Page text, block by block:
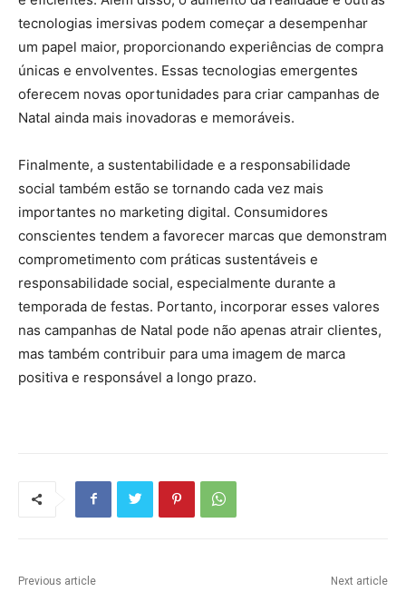
tecnologias imersivas podem começar a desempenhar
um papel maior, proporcionando experiências de compra
únicas e envolventes. Essas tecnologias emergentes
oferecem novas oportunidades para criar campanhas de
Natal ainda mais inovadoras e memoráveis.
Finalmente, a sustentabilidade e a responsabilidade
social também estão se tornando cada vez mais
importantes no marketing digital. Consumidores
conscientes tendem a favorecer marcas que demonstram
comprometimento com práticas sustentáveis e
responsabilidade social, especialmente durante a
temporada de festas. Portanto, incorporar esses valores
nas campanhas de Natal pode não apenas atrair clientes,
mas também contribuir para uma imagem de marca
positiva e responsável a longo prazo.
Previous article Next article